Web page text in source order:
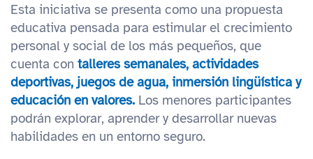
Esta iniciativa se presenta como una propuesta
educativa pensada para estimular el crecimiento
personal y social de los más pequeños, que
cuenta con talleres semanales, actividades
deportivas, juegos de agua, inmersión lingüística y
educación en valores. Los menores participantes
podrán explorar, aprender y desarrollar nuevas
habilidades en un entorno seguro.